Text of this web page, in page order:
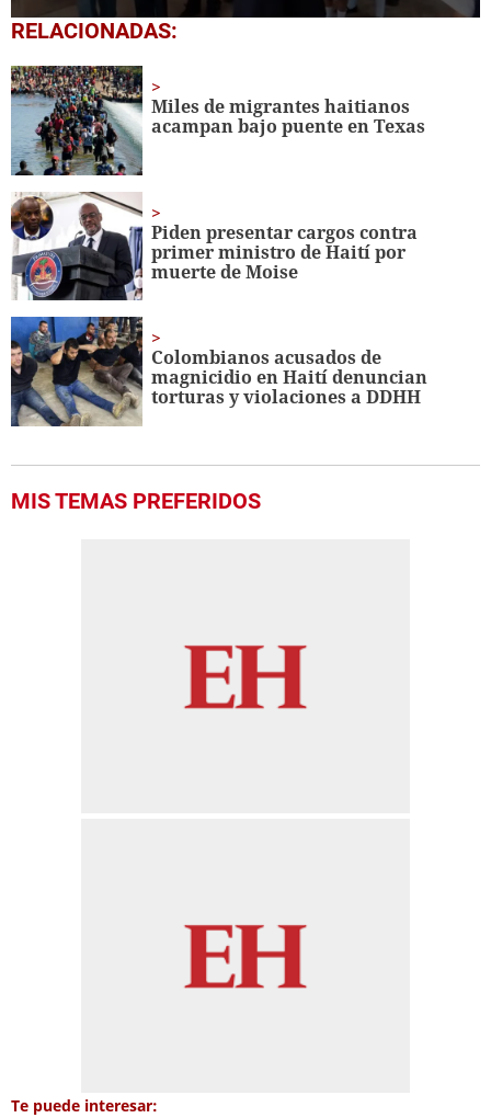
0
seconds
1
minute,
56
seconds
RELACIONADAS:
Miles de migrantes haitianos
acampan bajo puente en Texas
Piden presentar cargos contra
primer ministro de Haití por
muerte de Moise
Colombianos acusados de
magnicidio en Haití denuncian
torturas y violaciones a DDHH
MIS TEMAS PREFERIDOS
Te puede interesar: